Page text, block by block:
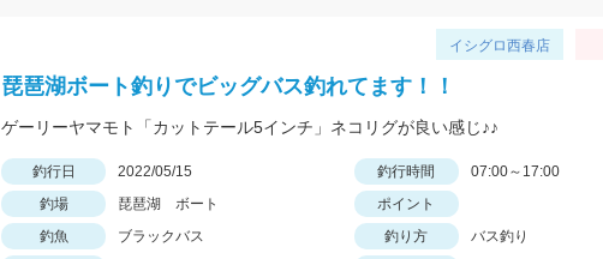
イシグロ西春店
琵琶湖ボート釣りでビッグバス釣れてます！！
ゲーリーヤマモト「カットテール5インチ」ネコリグが良い感じ♪♪
釣行日 2022/05/15 釣行時間
07:00～17:00
釣場
琵琶湖 ボート
ポイント
釣魚
ブラックバス 釣り方
バス釣り